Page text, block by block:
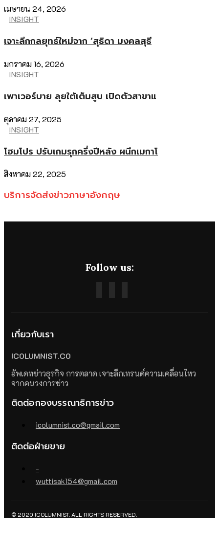
เมษายน 24, 2026
INSIGHT
เจาะลึกกลยุทธ์ใหม่จาก ‘สุธิดา มงคลสุธี
มกราคม 16, 2026
INSIGHT
เพาเวอร์บาย ลุยใต้เต็มสูบ เปิดตัวสาขาแ
ตุลาคม 27, 2025
INSIGHT
โฮมโปร ปรับเกมรุกครึ่งปีหลัง ผนึกเมกาโ
สิงหาคม 22, 2025
บริการจัดส่งข่าวภาษาอังกฤษ
Follow us:
เกี่ยวกับเรา
ICOLUMNIST.CO
อัพเดทข่าวธุรกิจ การตลาด เจาะลึกเทรนด์ความเคลื่อนไหว
จากคนวงการข่าว
ติดต่อกองบรรณาธิการข่าว
icolumnist.co@gmail.com
ติดต่อฝ่ายขาย
-
wuttisak154@gmail.com
© 2020 ICOLUMNIST. ALL RIGHTS RESERVED.